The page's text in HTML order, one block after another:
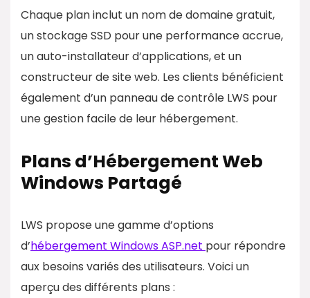
Chaque plan inclut un nom de domaine gratuit,
un stockage SSD pour une performance accrue,
un auto-installateur d’applications, et un
constructeur de site web. Les clients bénéficient
également d’un panneau de contrôle LWS pour
une gestion facile de leur hébergement.
Plans d’Hébergement Web
Windows Partagé
LWS propose une gamme d’options
d’hébergement Windows ASP.net pour répondre
aux besoins variés des utilisateurs. Voici un
aperçu des différents plans :